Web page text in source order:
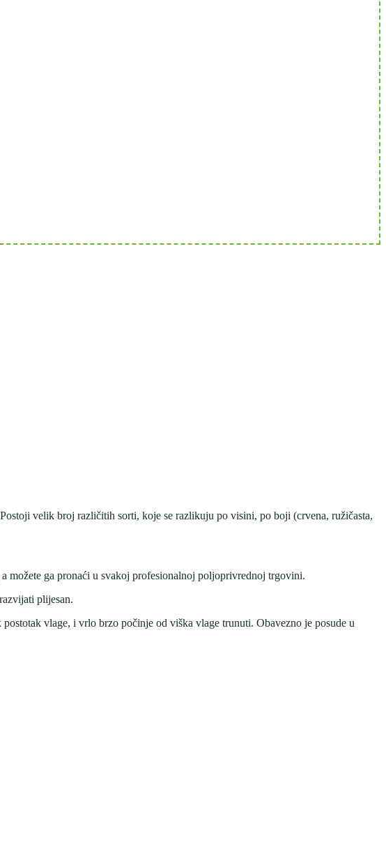
velik broj različitih sorti, koje se razlikuju po visini, po boji (crvena, ružičasta,
možete ga pronaći u svakoj profesionalnoj poljoprivrednoj trgovini.
plijesan.
vlage, i vrlo brzo počinje od viška vlage trunuti. Obavezno je posude u